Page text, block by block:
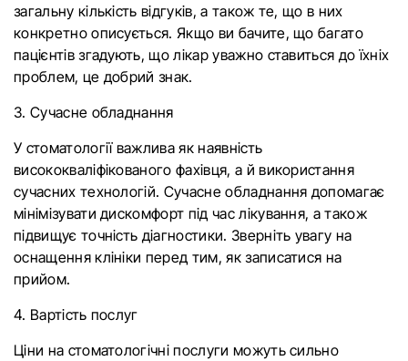
загальну кількість відгуків, а також те, що в них
конкретно описується. Якщо ви бачите, що багато
пацієнтів згадують, що лікар уважно ставиться до їхніх
проблем, це добрий знак.
3. Сучасне обладнання
У стоматології важлива як наявність
висококваліфікованого фахівця, а й використання
сучасних технологій. Сучасне обладнання допомагає
мінімізувати дискомфорт під час лікування, а також
підвищує точність діагностики. Зверніть увагу на
оснащення клініки перед тим, як записатися на
прийом.
4. Вартість послуг
Ціни на стоматологічні послуги можуть сильно